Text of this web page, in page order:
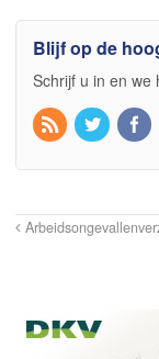
Blijf op de
Schrijf u in en we